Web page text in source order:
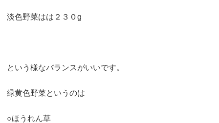
淡色野菜はは２３０g
という様なバランスがいいです。
緑黄色野菜というのは
○ほうれん草